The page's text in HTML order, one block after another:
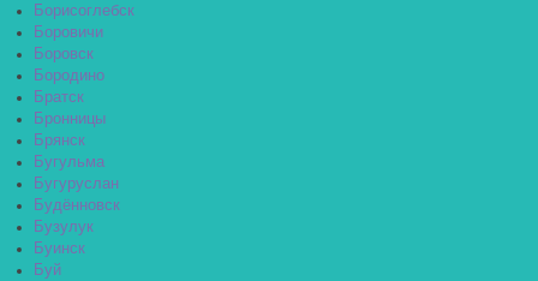
Борисоглебск
Боровичи
Боровск
Бородино
Братск
Бронницы
Брянск
Бугульма
Бугуруслан
Будённовск
Бузулук
Буинск
Буй